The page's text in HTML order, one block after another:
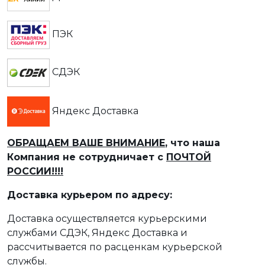
ПЭК
СДЭК
Яндекс Доставка
ОБРАЩАЕМ ВАШЕ ВНИМАНИЕ, что наша
Компания не сотрудничает с ПОЧТОЙ
РОССИИ!!!!
Доставка курьером по адресу:
Доставка осуществляется курьерскими
службами СДЭК, Яндекс Доставка и
рассчитывается по расценкам курьерской
службы.